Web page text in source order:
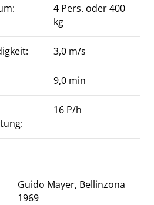
4 Pers. oder 400
kg
3,0 m/s
9,0 min
16 P/h
Guido Mayer, Bellinzona
1969